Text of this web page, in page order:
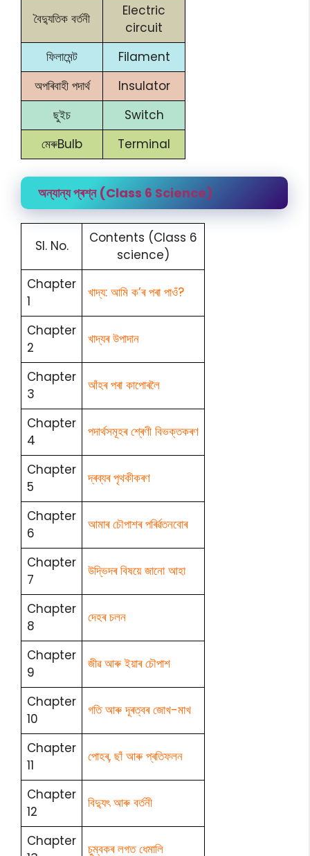
বৈদ্যুতিক বৰ্তনী
Electric
circuit
ফিলামেন্ট
Filament
অপৰিবাহী পদাৰ্থ
Insulator
ছুইচ
Switch
মেৰুBulb
Terminal
অন্যান্য প্ৰশ্ন (Class 6 Science)
Sl. No.
Contents (Class 6
science)
Chapter
1
খাদ্য: আমি ক’ৰ পৰা পাওঁ?
Chapter
2
খাদ্যৰ উপাদান
Chapter
3
আঁহৰ পৰা কাপোৰলৈ
Chapter
4
পদাৰ্থসমূহৰ শ্ৰেণী বিভক্তকৰণ
Chapter
5
দ্ৰব্যৰ পৃথকীকৰণ
Chapter
6
আমাৰ চৌপাশৰ পৰিৰ্ৱতনবোৰ
Chapter
7
উদ্ভিদৰ বিষয়ে জানো আহা
Chapter
8
দেহৰ চলন
Chapter
9
জীৱ আৰু ইয়াৰ চৌপাশ
Chapter
10
গতি আৰু দূৰত্বৰ জোখ-মাখ
Chapter
11
পোহৰ, ছাঁ আৰু প্ৰতিফলন
Chapter
12
বিদ্যুৎ আৰু বৰ্তনী
Chapter
চুম্বকৰ লগত ধেমালি